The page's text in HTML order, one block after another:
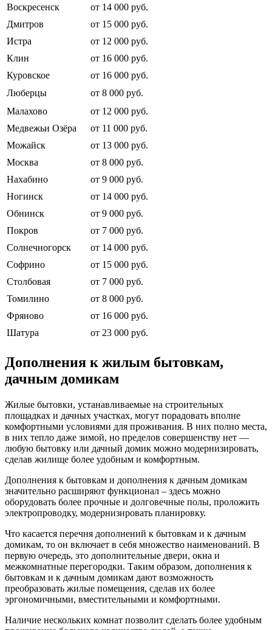
Воскресенск
от 14 000 руб.
Дмитров
от 15 000 руб.
Истра
от 12 000 руб.
Клин
от 16 000 руб.
Куровское
от 16 000 руб.
Люберцы
от 8 000 руб.
Малахово
от 12 000 руб.
Медвежьи Озёра
от 11 000 руб.
Можайск
от 13 000 руб.
Москва
от 8 000 руб.
Нахабино
от 9 000 руб.
Ногинск
от 14 000 руб.
Обнинск
от 9 000 руб.
Покров
от 7 000 руб.
Солнечногорск
от 14 000 руб.
Софрино
от 15 000 руб.
Столбовая
от 7 000 руб.
Томилино
от 8 000 руб.
Фряново
от 16 000 руб.
Шатура
от 23 000 руб.
Дополнения к жилым бытовкам,
дачным домикам
Жилые бытовки, устанавливаемые на строительных
площадках и дачных участках, могут порадовать вполне
комфортными условиями для проживания. В них полно места,
в них тепло даже зимой, но пределов совершенству нет —
любую бытовку или дачный домик можно модернизировать,
сделав жилище более удобным и комфортным.
Дополнения к бытовкам и дополнения к дачным домикам
значительно расширяют функционал – здесь можно
оборудовать более прочные и долговечные полы, проложить
электропроводку, модернизировать планировку.
Что касается перечня дополнений к бытовкам и к дачным
домикам, то он включает в себя множество наименований. В
первую очередь, это дополнительные двери, окна и
межкомнатные перегородки. Таким образом, дополнения к
бытовкам и к дачным домикам дают возможность
преобразовать жилые помещения, сделав их более
эргономичными, вместительными и комфортными.
Наличие нескольких комнат позволит сделать более удобным